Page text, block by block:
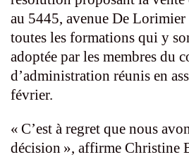
au 5445, avenue De
toutes les formations qui y
adoptée par les membres du
d’administration réunis en
février.
« C’est à regret que nous
décision », affirme Christine